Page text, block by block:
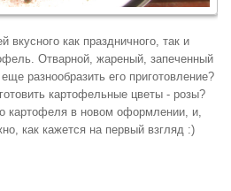
вкусного как праздничного, так и
Отварной, жареный, запеченный
разнообразить его приготовление?
картофельные цветы - розы?
картофеля в новом оформлении, и,
как кажется на первый взгляд :)